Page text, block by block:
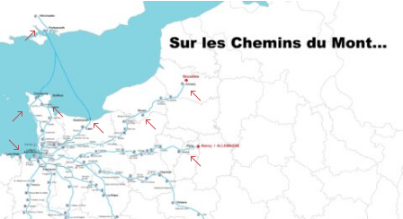
&
&
%
%
%
%
%
'